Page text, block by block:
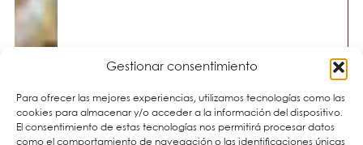
Gestionar consentimiento
Para ofrecer las mejores experiencias, utilizamos tecnologías como las
cookies para almacenar y/o acceder a la información del dispositivo.
El consentimiento de estas tecnologías nos permitirá procesar datos
como el comportamiento de navegación o las identificaciones únicas